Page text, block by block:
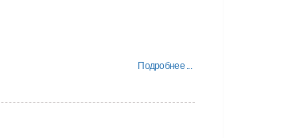
Подробнее ...